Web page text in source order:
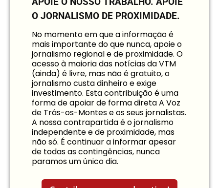
O JORNALISMO DE PROXIMIDADE.
No momento em que a informação é
mais importante do que nunca, apoie o
jornalismo regional e de proximidade. O
acesso à maioria das notícias da VTM
(ainda) é livre, mas não é gratuito, o
jornalismo custa dinheiro e exige
investimento. Esta contribuição é uma
forma de apoiar de forma direta A Voz
de Trás-os-Montes e os seus jornalistas.
A nossa contrapartida é o jornalismo
independente e de proximidade, mas
não só. É continuar a informar apesar
de todas as contingências, nunca
paramos um único dia.